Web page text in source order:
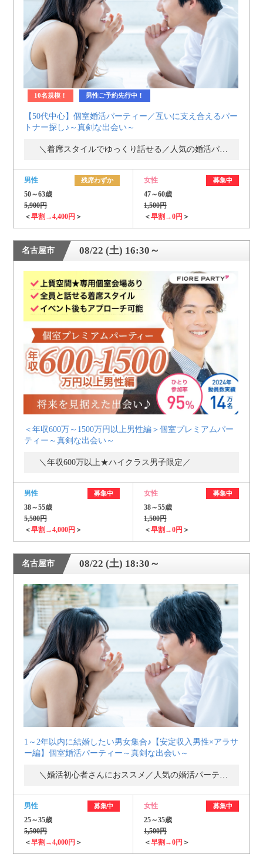
10名規模！ 男性ご予約先行中！
【50代中心】個室婚活パーティー／互いに支え合えるパー
トナー探し♪～真剣な出会い～
＼着席スタイルでゆっくり話せる／人気の婚活パーティー・街コン
男性 残席わずか
50～63歳
5,900円
＜早割→4,400円 ＞
女性 募集中
47～60歳
1,500円
＜早割→0円 ＞
名古屋市 08/22 (土) 16:30～
＜年収600万～1500万円以上男性編＞個室プレミアムパー
ティー～真剣な出会い～
＼年収600万以上★ハイクラス男子限定／
男性 募集中
38～55歳
5,500円
＜早割→4,000円 ＞
女性 募集中
38～55歳
1,500円
＜早割→0円 ＞
名古屋市 08/22 (土) 18:30～
1～2年以内に結婚したい男女集合♪【安定収入男性×アラサ
ー編】個室婚活パーティー～真剣な出会い～
＼婚活初心者さんにおススメ／人気の婚活パーティー・街コン
男性 募集中
25～35歳
5,500円
＜早割→4,000円 ＞
女性 募集中
25～35歳
1,500円
＜早割→0円 ＞